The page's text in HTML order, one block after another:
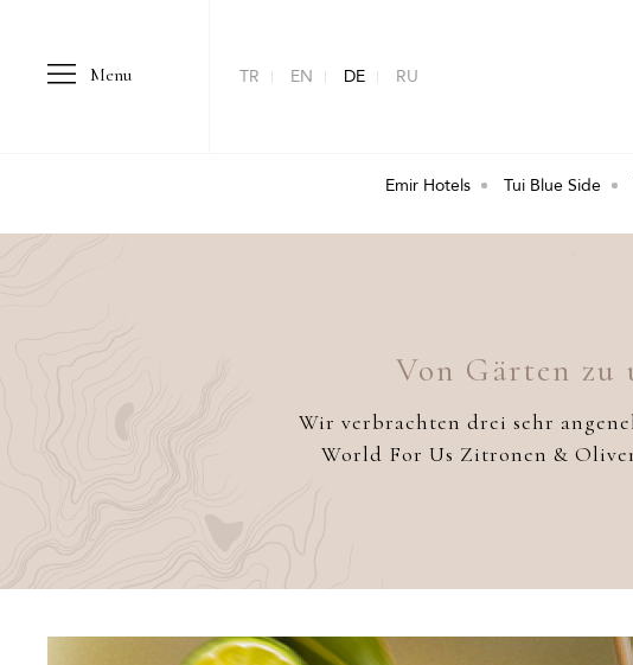
Menu TR EN DE RU
Emir Hotels Tui Blue Side
Von Gärten zu
Wir verbrachten drei sehr
World For Us Zitronen &